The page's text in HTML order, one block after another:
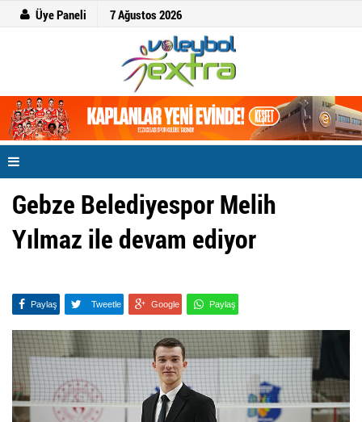
Üye Paneli 7 Ağustos 2026
Gebze Belediyespor Melih
Yılmaz ile devam ediyor
Paylaş Tweetle Google Paylaş